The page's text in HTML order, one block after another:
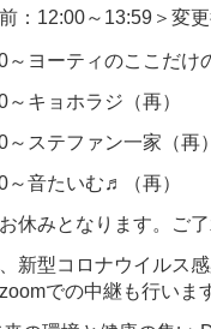
：12:00～13:59＞変
～ヨーティのここだけ
～キョホラジ（再）
～ステファン一家（再
～音たいむ♬（再）
休みとなります。ご
新型コロナウイルス
での中継も行いま